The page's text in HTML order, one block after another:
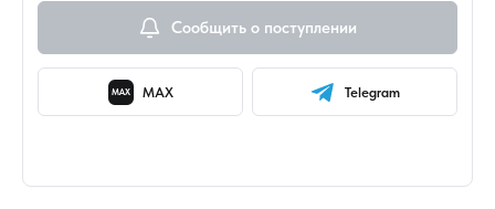
Сообщить о поступлении
MAX MAX Telegram